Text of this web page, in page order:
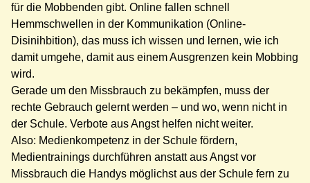
für die Mobbenden gibt. Online fallen schnell
Hemmschwellen in der Kommunikation (Online-
Disinihbition), das muss ich wissen und lernen, wie ich
damit umgehe, damit aus einem Ausgrenzen kein Mobbing
wird.
Gerade um den Missbrauch zu bekämpfen, muss der
rechte Gebrauch gelernt werden – und wo, wenn nicht in
der Schule. Verbote aus Angst helfen nicht weiter.
Also: Medienkompetenz in der Schule fördern,
Medientrainings durchführen anstatt aus Angst vor
Missbrauch die Handys möglichst aus der Schule fern zu